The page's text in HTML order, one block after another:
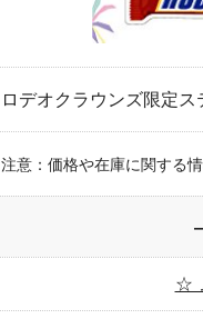
ロデオクラウンズ限定ス
注意：価格や在庫に関する
☆